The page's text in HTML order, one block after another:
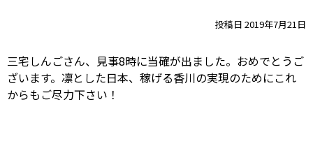
投稿日 2019年7月21日
三宅しんごさん、見事8時に当確が出ました。おめでとうご
ざいます。凛とした日本、稼げる香川の実現のためにこれ
からもご尽力下さい！